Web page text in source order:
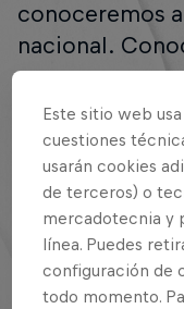
conoceremos
nacional.
Por César Geldres
Resumen
Entradas
Este sitio web
cuestiones
usarán cookies
de terceros) o
mercadotecnia y
línea. Puedes
configuración de
todo momento.